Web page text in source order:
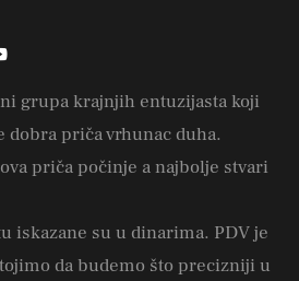
grupa krajnjih entuzijasta koji
dobra priča vrhunac duha.
priča počinje a najbolje stvari
iskazane su u dinarima. PDV je
da budemo što precizniji u